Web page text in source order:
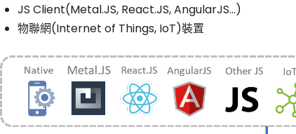
JS Client(Metal.JS, React.JS, AngularJS...)
物聯網(Internet of Things, IoT)裝置